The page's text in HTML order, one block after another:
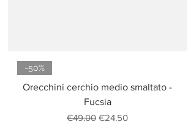
-50%
Orecchini cerchio medio smaltato -
Fucsia
Regular Price
€49.00 Sale Price
€24.50